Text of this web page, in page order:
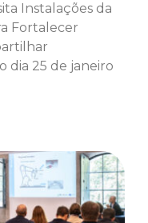
Instalações da
Fortalecer
dia 25 de janeiro